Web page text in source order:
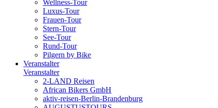
Wellness-Tour
Luxus-Tour
Frauen-Tour
Stern-Tour
See-Tour
Rund-Tour
Pilgern by Bike
Veranstalter
Veranstalter
2-LAND Reisen
African Bikers GmbH
aktiv-reisen-Berlin-Brandenburg